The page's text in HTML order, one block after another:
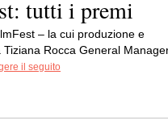
tutti i premi
– la cui produzione e
Rocca General
il seguito